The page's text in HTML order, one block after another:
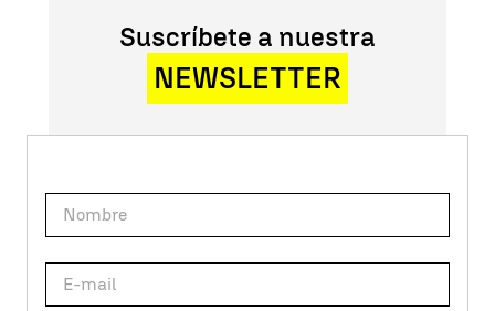
Suscríbete a nuestra
NEWSLETTER